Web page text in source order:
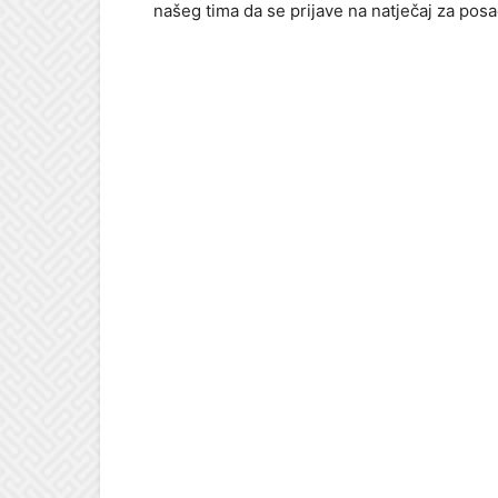
našeg tima da se prijave na natječaj za